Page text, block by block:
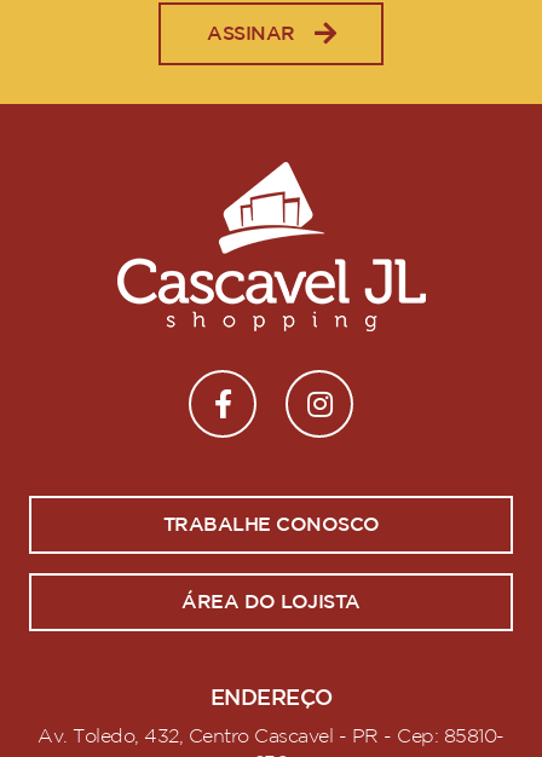
ASSINAR
TRABALHE CONOSCO
ÁREA DO LOJISTA
ENDEREÇO
Av. Toledo, 432, Centro Cascavel - PR - Cep: 85810-